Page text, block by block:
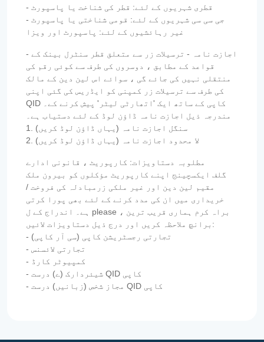
- قطری شہریوں کے لئے: قطر کی شناخت یا پاسپورٹ
- جی سی سی شہریوں کے لئے: قومی شناختی یا پاسپورٹ
غیر رہائشیوں کے لئے: پاسپورٹ اور ویزا
- اجازت نامہ - ترسیلات زر سے متعلق قطر سنٹرل بینک کے
قواعد کے مطابق ، دوسروں کی طرف سے کوئی رقم کی
منتقلی نہیں کی جائے گی ، سوائے اس لین دین کے مالک
کی طرف سے ترسیلات زر کمپنی کو ایڈریس کی گئی اپنی
QID کاپی کے ساتھ ایک 'اتھارٹی لیٹر' پیش کرنے کے۔
مندرجہ ذیل اجازت نامہ ڈاؤن لوڈ کے لئے دستیاب ہے۔
1. سنگل اجازت نامہ (یہاں ڈاؤن لوڈ کریں)
2. لا محدود اجازت نامہ (یہاں ڈاؤن لوڈ کریں)
مطلوبہ دستاویزات: کارپوریٹ ، قانونی ادارے
گلف ایکسچینج اپنے کارپوریٹ مؤکلوں کو بیرون ملک
مقیم لین دین اور غیر ملکی زرمبادلہ کی فروخت /
خریداری میں ان کی مدد کرنے کے لئے بھی پورا کرتی
ہے۔ اندراج کے ل please ، براہ کرم ہماری قریب ترین
برانچ ملاحظہ کریں اور درج ذیل دستاویزات لائیں:
- تجارتی رجسٹریشن کاپی (سی آر کاپی)
- تجارتی لائسنس
- کمپیوٹر کارڈ
- شیئردارک (ے) درست QID کاپی
- مجاز شخص (زبانیں) درست QID کاپی